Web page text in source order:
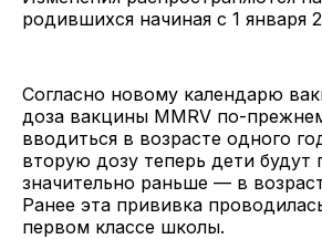
родившихся начиная с 1 января
Согласно новому календарю
доза вакцины MMRV по-
вводиться в возрасте одного
вторую дозу теперь дети будут
значительно раньше — в
Ранее эта прививка
первом классе школы.